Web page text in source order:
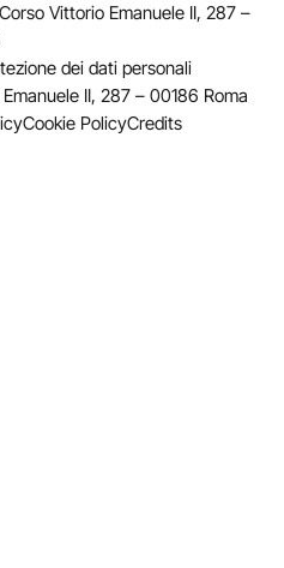
Vittorio Emanuele II, 287 –
dei dati personali
II, 287 – 00186 Roma
Cookie PolicyCredits